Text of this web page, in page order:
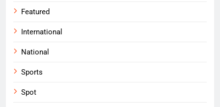
Featured
International
National
Sports
Spot